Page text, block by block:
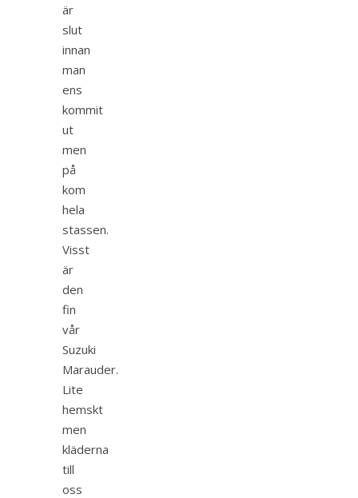
är
slut
innan
man
ens
kommit
ut
men
på
kom
hela
stassen.
Visst
är
den
fin
vår
Suzuki
Marauder.
Lite
hemskt
men
kläderna
till
oss